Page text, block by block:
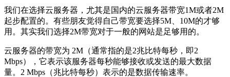
我们在选择云服务器，尤其是国内的云服务器带宽1M或者2M
起步配置的。有些朋友觉得自己带宽要选择5M、10M的才够
用。其实我们选择2M带宽对于一般的网站是足够用的。
云服务器的带宽为 2M（通常指的是2兆比特每秒，即2
Mbps），它表示该服务器每秒能够接收或发送的最大数据
量。2 Mbps（兆比特每秒）表示的是数据传输速率。